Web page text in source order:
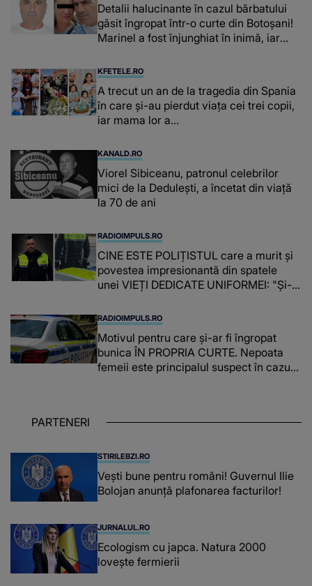
Detalii halucinante în cazul bărbatului
găsit îngropat într-o curte din Botoșani!
Marinel a fost înjunghiat în inimă, iar
suspecți
KFETELE.RO
A trecut un an de la tragedia din Spania
în care și-au pierdut viața cei trei copii,
iar mama lor a…
KANALD.RO
Viorel Sibiceanu, patronul celebrilor
mici de la Dedulești, a încetat din viață
la 70 de ani
RADIOIMPULS.RO
CINE ESTE POLIȚISTUL care a murit și
povestea impresionantă din spatele
unei VIEȚI DEDICATE UNIFORMEI: "Și-a
iar în relația cu colegii a fost un sprijin,
un sfătuitor și un..."
RADIOIMPULS.RO
Motivul pentru care și-ar fi îngropat
bunica ÎN PROPRIA CURTE. Nepoata
femeii este principalul suspect în cazul
PARTENERI
STIRILEBZI.RO
Vești bune pentru români! Guvernul Ilie
Bolojan anunță plafonarea facturilor!
JURNALUL.RO
Ecologism cu japca. Natura 2000
lovește fermierii